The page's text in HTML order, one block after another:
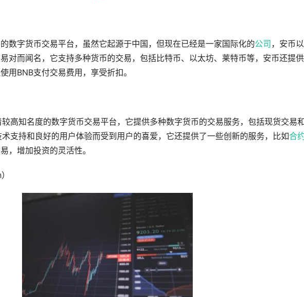
数字货币交易平台，虽然它起源于中国，但现在已经是一家国际化的公司 ，安币
对而闻名，它支持多种货币的交易，包括比特币、以太坊、莱特币等，安币还提
用BNB支付交易费用，享受折扣。
高知名度的数字货币交易平台，它提供多种数字货币的交易服务，包括现货交易
支持和良好的用户体验而受到用户的喜爱，它还提供了一些创新的服务，比如合
，增加投资的灵活性。